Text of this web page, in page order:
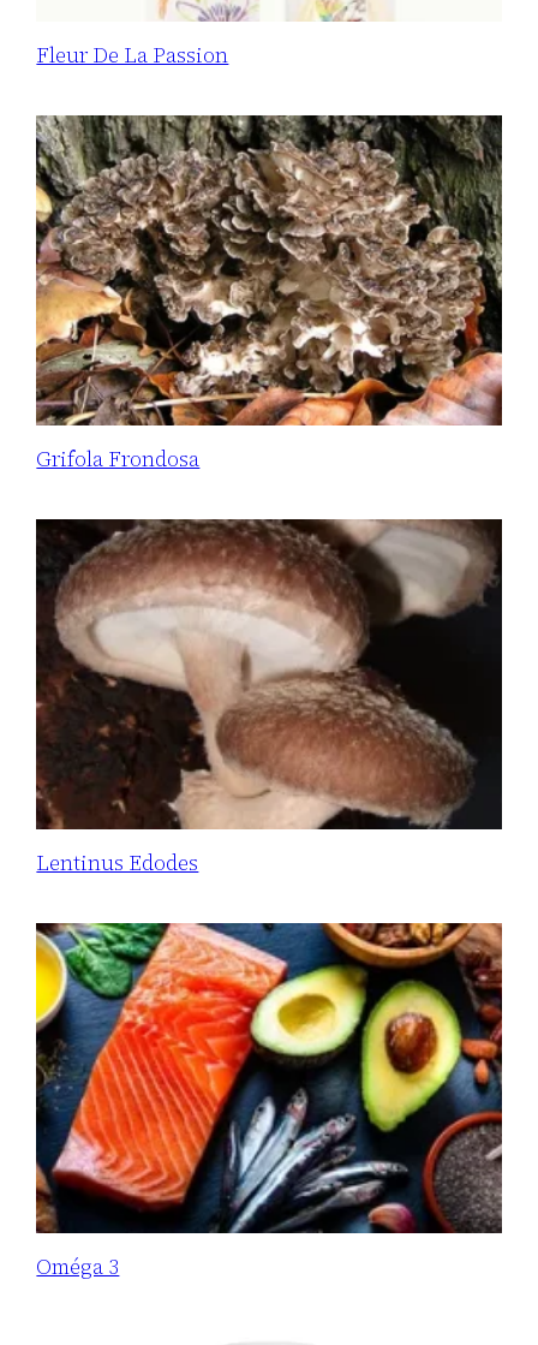
Fleur De La Passion
Grifola Frondosa
Lentinus Edodes
Oméga 3